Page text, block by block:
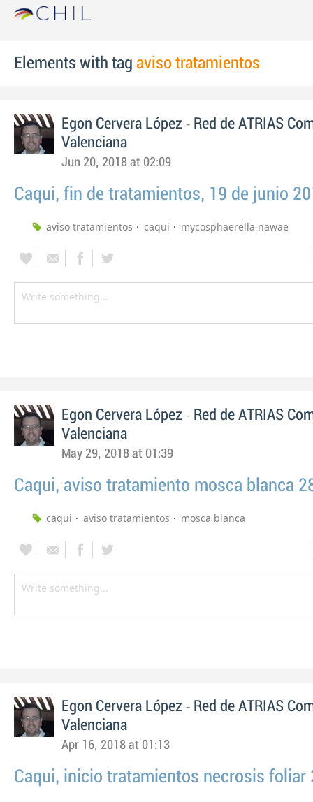
Elements with tag aviso tratamientos
Egon Cervera López - Red de ATRIAS
Valenciana
Jun 20, 2018 at 02:09
Caqui, fin de tratamientos, 19 de junio
aviso tratamientos caqui mycosphaerella nawae
Egon Cervera López - Red de ATRIAS
Valenciana
May 29, 2018 at 01:39
Caqui, aviso tratamiento mosca blanca
caqui aviso tratamientos mosca blanca
Egon Cervera López - Red de ATRIAS
Valenciana
Apr 16, 2018 at 01:13
Caqui, inicio tratamientos necrosis foliar